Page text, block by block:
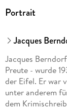
Portrait
Jacques
Jacques
Preute - wurde
der Eifel. Er war
unter anderem
dem